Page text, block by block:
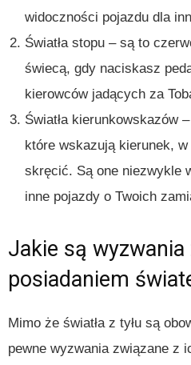
widoczności pojazdu dla
Światła stopu – są to
świecą, gdy naciskasz
kierowców jadących za
Światła kierunkowskazów
które wskazują kierunek,
skręcić. Są one niezwykle
inne pojazdy o Twoich
Jakie są wyzwania
posiadaniem
Mimo że światła z tyłu są
pewne wyzwania związane z